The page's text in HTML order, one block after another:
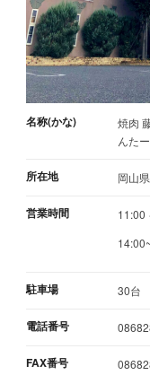
名称(かな)
焼肉
んた
所在地 岡山
営業時間
11:00
駐車場 30台
電話番号
FAX番号